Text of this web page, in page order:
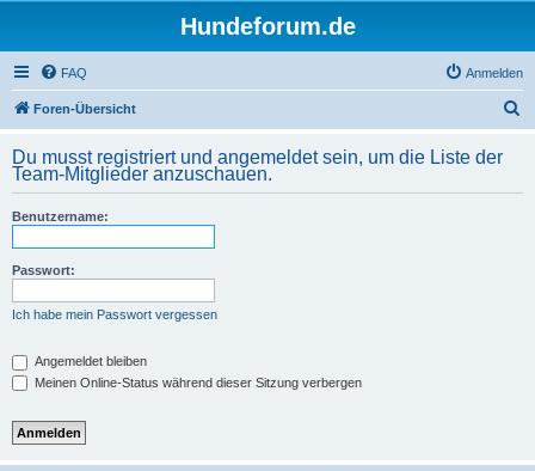
Hundeforum.de
FAQ Anmelden
Foren-Übersicht
h
Du musst registriert und angemeldet sein, um die Liste der
Team-Mitglieder anzuschauen.
Benutzername:
Passwort:
Ich habe mein Passwort vergessen
Angemeldet bleiben
Meinen Online-Status während dieser Sitzung verbergen